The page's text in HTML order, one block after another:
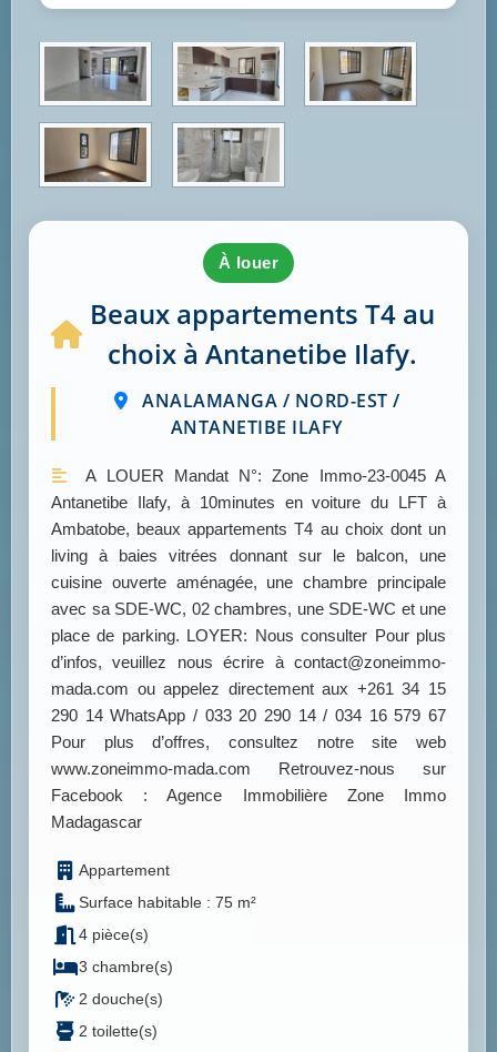
à louer
Beaux appartements T4 au
choix à Antanetibe Ilafy.
ANALAMANGA / NORD-EST /
ANTANETIBE ILAFY
A LOUER Mandat N°: Zone Immo-23-0045 A
Antanetibe Ilafy, à 10minutes en voiture du LFT à
Ambatobe, beaux appartements T4 au choix dont un
living à baies vitrées donnant sur le balcon, une
cuisine ouverte aménagée, une chambre principale
avec sa SDE-WC, 02 chambres, une SDE-WC et une
place de parking. LOYER: Nous consulter Pour plus
d’infos, veuillez nous écrire à contact@zoneimmo-
mada.com ou appelez directement aux +261 34 15
290 14 WhatsApp / 033 20 290 14 / 034 16 579 67
Pour plus d’offres, consultez notre site web
www.zoneimmo-mada.com Retrouvez-nous sur
Facebook : Agence Immobilière Zone Immo
Madagascar
Appartement
Surface habitable : 75 m²
4 pièce(s)
3 chambre(s)
2 douche(s)
2 toilette(s)